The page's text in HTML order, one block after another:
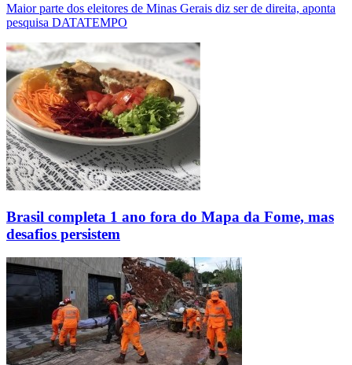
Maior parte dos eleitores de Minas Gerais diz ser de direita, aponta
pesquisa DATATEMPO
Brasil completa 1 ano fora do Mapa da Fome, mas
desafios persistem